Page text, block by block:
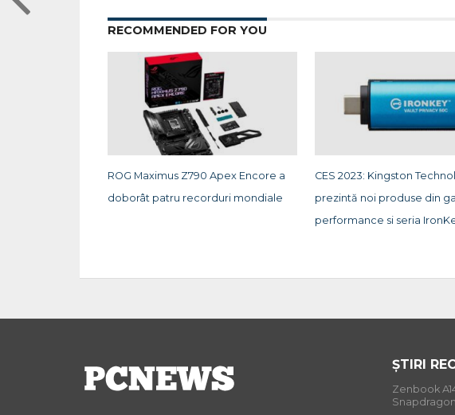
RECOMMENDED FOR YOU
ROG Maximus Z790 Apex Encore a
doborât patru recorduri mondiale
CES 2023: Kingston
prezintă noi produse din
performance si seria
ȘTIRI
Zenbook
Snapdragon